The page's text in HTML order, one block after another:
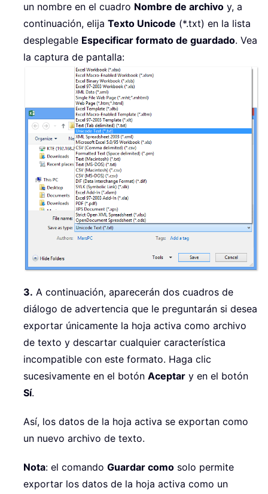
un nombre en el cuadro Nombre de archivo y, a
continuación, elija Texto Unicode (*.txt) en la lista
desplegable Especificar formato de guardado. Vea
la captura de pantalla:
3. A continuación, aparecerán dos cuadros de
diálogo de advertencia que le preguntarán si desea
exportar únicamente la hoja activa como archivo
de texto y descartar cualquier característica
incompatible con este formato. Haga clic
sucesivamente en el botón Aceptar y en el botón
Sí.
Así, los datos de la hoja activa se exportan como
un nuevo archivo de texto.
Nota: el comando Guardar como solo permite
exportar los datos de la hoja activa como un